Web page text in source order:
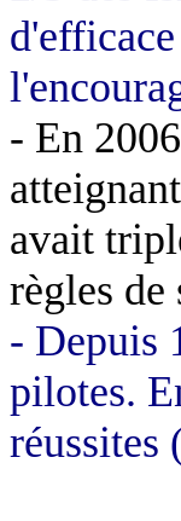
- En
avait
règles
- Depuis
pilotes.
réussites